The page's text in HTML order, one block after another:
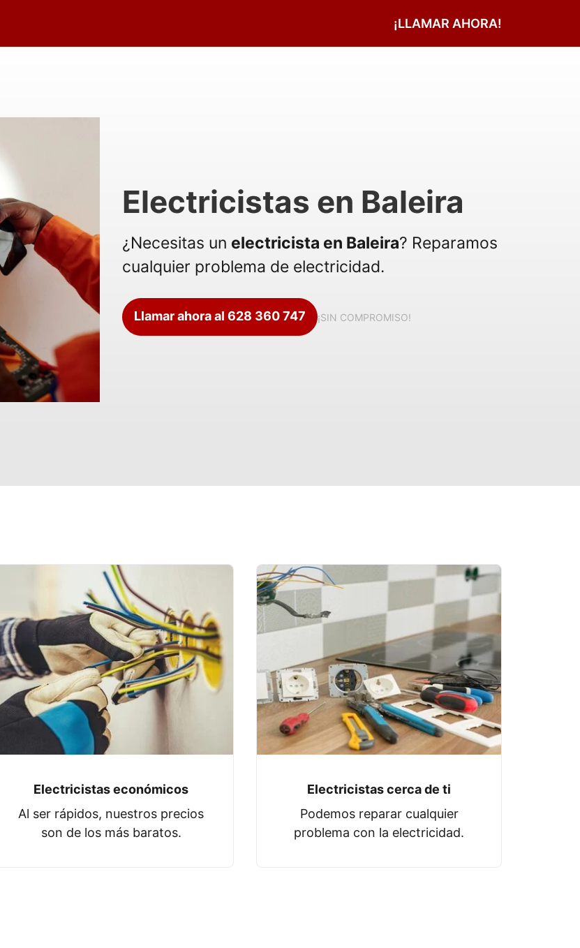
¡LLAMAR AHORA!
Electricistas en Baleira
¿Necesitas un electricista en Baleira? Reparamos
cualquier problema de electricidad.
Llamar ahora al 628 360 747 ¡SIN COMPROMISO!
Electricistas económicos
Al ser rápidos, nuestros precios
son de los más baratos.
Electricistas cerca de ti
Podemos reparar cualquier
problema con la electricidad.